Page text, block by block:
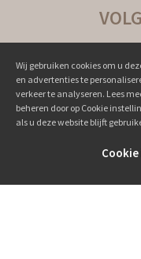
Wij gebruiken cookies om u
en advertenties te
verkeer te analyseren. Lees
beheren door op Cookie
als u deze website blijft